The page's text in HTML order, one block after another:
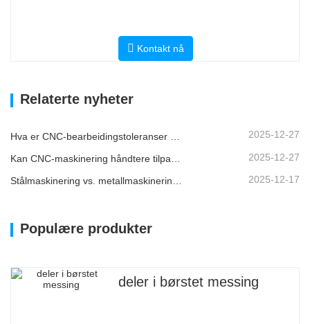
Kontakt nå
Relaterte nyheter
2025-12-27
2025-12-27
2025-12-17
Populære produkter
deler i børstet messing